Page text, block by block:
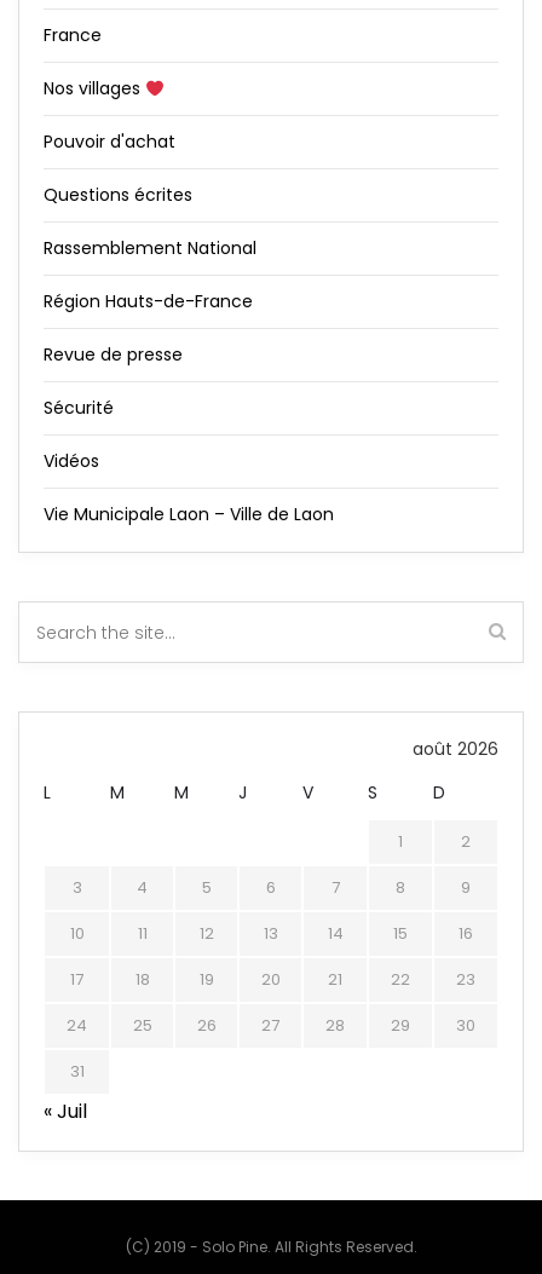
France
Nos villages
Pouvoir d'achat
Questions écrites
Rassemblement National
Région Hauts-de-France
Revue de presse
Sécurité
Vidéos
Vie Municipale Laon – Ville de Laon
août 2026
L
M M J V S D
1
2
3
4 5 6 7 8
9
10
11 12 13 14 15
16
17
18 19 20 21 22
23
24
25 26 27 28 29
30
31
« Juil
(C) 2019 - Solo Pine. All Rights Reserved.